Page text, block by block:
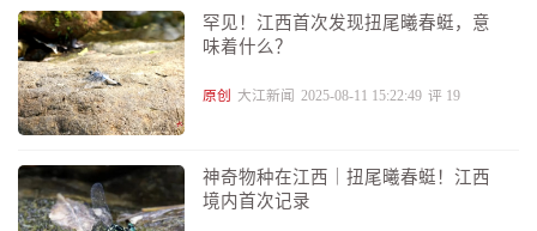
罕见！江西首次发现扭尾曦春蜓，意
味着什么？
原创 大江新闻 2025-08-11 15:22:49 评 19
神奇物种在江西｜扭尾曦春蜓！江西
境内首次记录